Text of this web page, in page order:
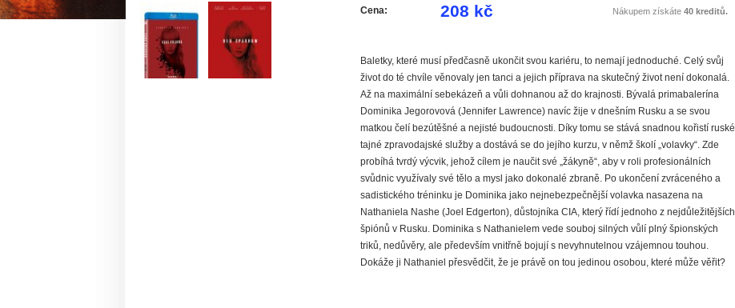
Cena: 208 kč Nákupem získáte 40 kreditů.
Baletky, které musí předčasně ukončit svou kariéru, to nemají jednoduché. Celý svůj
život do té chvíle věnovaly jen tanci a jejich příprava na skutečný život není dokonalá.
Až na maximální sebekázeň a vůli dohnanou až do krajnosti. Bývalá primabalerína
Dominika Jegorovová (Jennifer Lawrence) navíc žije v dnešním Rusku a se svou
matkou čelí bezútěšné a nejisté budoucnosti. Díky tomu se stává snadnou kořistí ruské
tajné zpravodajské služby a dostává se do jejího kurzu, v němž školí „volavky“. Zde
probíhá tvrdý výcvik, jehož cílem je naučit své „žákyně“, aby v roli profesionálních
svůdnic využívaly své tělo a mysl jako dokonalé zbraně. Po ukončení zvráceného a
sadistického tréninku je Dominika jako nejnebezpečnější volavka nasazena na
Nathaniela Nashe (Joel Edgerton), důstojníka CIA, který řídí jednoho z nejdůležitějších
špiónů v Rusku. Dominika s Nathanielem vede souboj silných vůlí plný špionských
triků, nedůvěry, ale především vnitřně bojují s nevyhnutelnou vzájemnou touhou.
Dokáže ji Nathaniel přesvědčit, že je právě on tou jedinou osobou, které může věřit?